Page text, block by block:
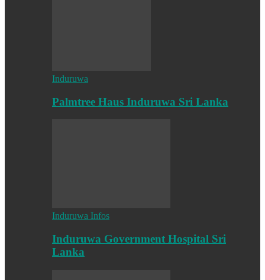
Induruwa
Palmtree Haus Induruwa Sri Lanka
Induruwa Infos
Induruwa Government Hospital Sri
Lanka